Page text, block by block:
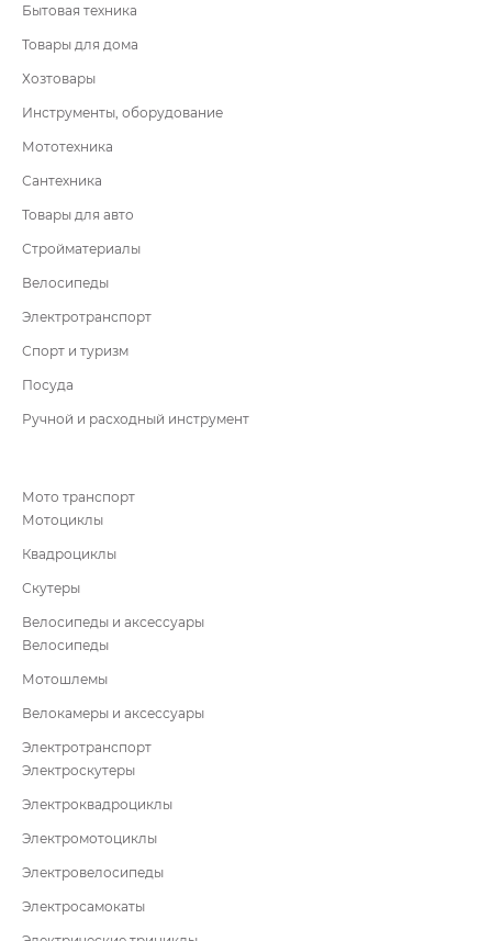
Бытовая техника
Товары для дома
Хозтовары
Инструменты, оборудование
Мототехника
Сантехника
Товары для авто
Стройматериалы
Велосипеды
Электротранспорт
Спорт и туризм
Посуда
Ручной и расходный инструмент
Мото транспорт
Мотоциклы
Квадроциклы
Скутеры
Велосипеды и аксессуары
Велосипеды
Мотошлемы
Велокамеры и аксессуары
Электротранспорт
Электроскутеры
Электроквадроциклы
Электромотоциклы
Электровелосипеды
Электросамокаты